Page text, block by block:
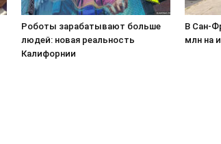
Роботы зарабатывают больше
людей: новая реальность
Калифорнии
В Сан-
млн на